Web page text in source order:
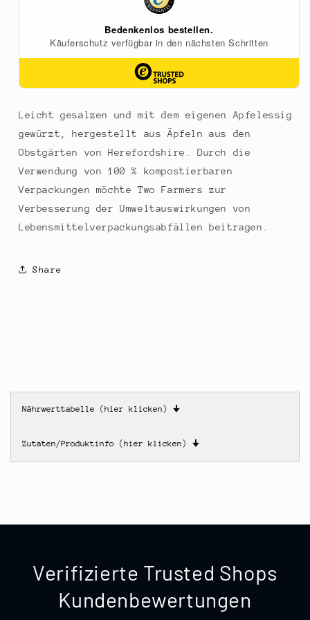
Vinegar&quot;,
150
g
Leicht gesalzen und mit dem eigenen Apfelessig
gewürzt, hergestellt aus Äpfeln aus den
Obstgärten von Herefordshire. Durch die
Verwendung von 100 % kompostierbaren
Verpackungen möchte Two Farmers zur
Verbesserung der Umweltauswirkungen von
Lebensmittelverpackungsabfällen beitragen.
Share
Nährwerttabelle (hier klicken) 🠋
Zutaten/Produktinfo (hier klicken) 🠋
Verifizierte Trusted Shops
Kundenbewertungen